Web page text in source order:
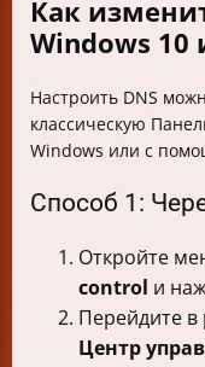
Как
Windows 10
Настроить DNS
классическую
Windows или с
Способ 1:
Откройте
control и
Перейдите в
Центр